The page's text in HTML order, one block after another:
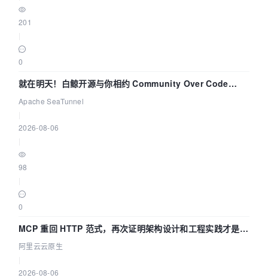
201
0
就在明天！白鲸开源与你相约 Community Over Code
Asia 2026 主题演讲！
Apache SeaTunnel
2026-08-06
98
0
MCP 重回 HTTP 范式，再次证明架构设计和工程实践才是稀
缺资源
阿里云云原生
2026-08-06